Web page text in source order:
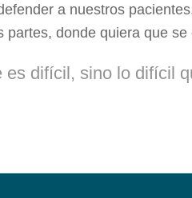
a nuestros
partes, donde quiera que se
es difícil, sino lo difícil